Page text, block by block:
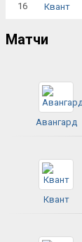
16 Квант
Матчи
Авангард
Квант